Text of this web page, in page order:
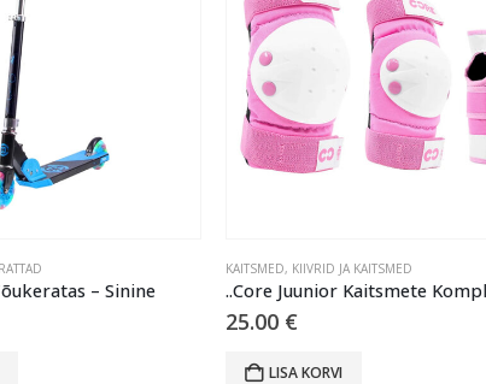
– Sinine
KAITSMED, KIIVRID JA KAITSMED
25.00 €
LISA KORVI